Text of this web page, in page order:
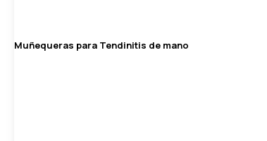
Muñequeras para Tendinitis de mano